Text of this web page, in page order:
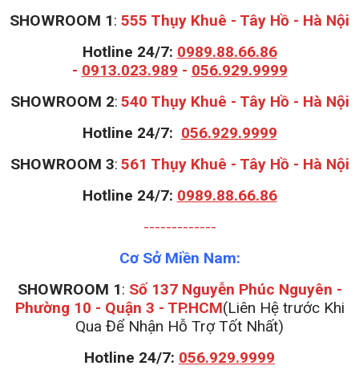
SHOWROOM 1: 555 Thụy Khuê - Tây Hồ - Hà Nội
Hotline 24/7: 0989.88.66.86
- 0913.023.989 - 056.929.9999
SHOWROOM 2: 540 Thụy Khuê - Tây Hồ - Hà Nội
Hotline 24/7: 056.929.9999
SHOWROOM 3: 561 Thụy Khuê - Tây Hồ - Hà Nội
Hotline 24/7: 0989.88.66.86
-------------
Cơ Sở Miền Nam:
SHOWROOM 1: Số 137 Nguyễn Phúc Nguyên -
Phường 10 - Quận 3 - TP.HCM(Liên Hệ trước Khi
Qua Để Nhận Hỗ Trợ Tốt Nhất)
Hotline 24/7: 056.929.9999